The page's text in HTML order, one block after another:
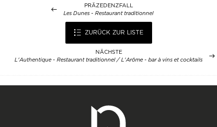
PRÄZEDENZFALL
Les Dunes - Restaurant traditionnel
ZURÜCK ZUR LISTE
NÄCHSTE
L'Authentique - Restaurant traditionnel / L'Arôme - bar à vins et cocktails